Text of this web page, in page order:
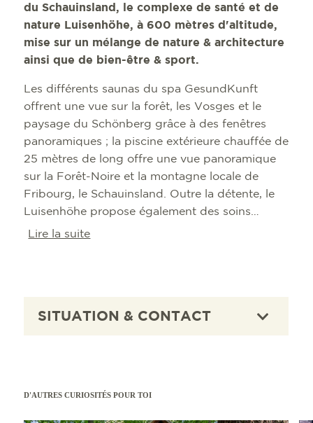
du Schauinsland, le complexe de santé et de
nature Luisenhöhe, à 600 mètres d'altitude,
mise sur un mélange de nature & architecture
ainsi que de bien-être & sport.
Les différents saunas du spa GesundKunft
offrent une vue sur la forêt, les Vosges et le
paysage du Schönberg grâce à des fenêtres
panoramiques ; la piscine extérieure chauffée de
25 mètres de long offre une vue panoramique
sur la Forêt-Noire et la montagne locale de
Fribourg, le Schauinsland. Outre la détente, le
Luisenhöhe propose également des soins
cosmétiques et du fitness médical avec des
Lire la suite
SITUATION & CONTACT
D'AUTRES CURIOSITÉS POUR TOI